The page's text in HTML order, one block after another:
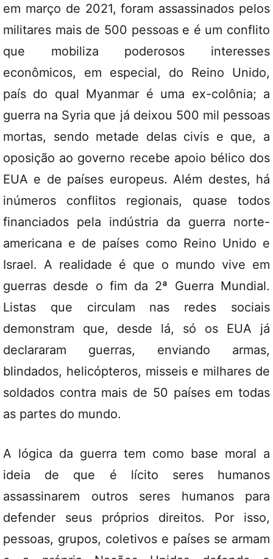
em março de 2021, foram assassinados pelos
militares mais de 500 pessoas e é um conflito
que mobiliza poderosos interesses
econômicos, em especial, do Reino Unido,
país do qual Myanmar é uma ex-colônia; a
guerra na Syria que já deixou 500 mil pessoas
mortas, sendo metade delas civis e que, a
oposição ao governo recebe apoio bélico dos
EUA e de países europeus. Além destes, há
inúmeros conflitos regionais, quase todos
financiados pela indústria da guerra norte-
americana e de países como Reino Unido e
Israel. A realidade é que o mundo vive em
guerras desde o fim da 2ª Guerra Mundial.
Listas que circulam nas redes sociais
demonstram que, desde lá, só os EUA já
declararam guerras, enviando armas,
blindados, helicópteros, misseis e milhares de
soldados contra mais de 50 países em todas
as partes do mundo.
A lógica da guerra tem como base moral a
ideia de que é lícito seres humanos
assassinarem outros seres humanos para
defender seus próprios direitos. Por isso,
pessoas, grupos, coletivos e países se armam